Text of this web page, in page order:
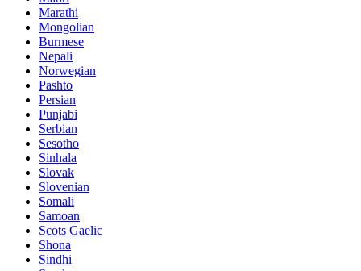
Marathi
Mongolian
Burmese
Nepali
Norwegian
Pashto
Persian
Punjabi
Serbian
Sesotho
Sinhala
Slovak
Slovenian
Somali
Samoan
Scots Gaelic
Shona
Sindhi